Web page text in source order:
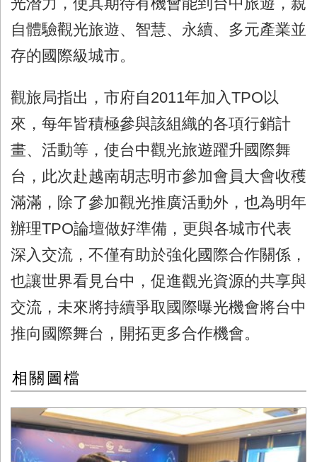
自體驗觀光旅遊、智慧、永續、多元產業並
存的國際級城市。
觀旅局指出，市府自2011年加入TPO以
來，每年皆積極參與該組織的各項行銷計
畫、活動等，使台中觀光旅遊躍升國際舞
台，此次赴越南胡志明市參加會員大會收穫
滿滿，除了參加觀光推廣活動外，也為明年
辦理TPO論壇做好準備，更與各城市代表
深入交流，不僅有助於強化國際合作關係，
也讓世界看見台中，促進觀光資源的共享與
交流，未來將持續爭取國際曝光機會將台中
推向國際舞台，開拓更多合作機會。
相關圖檔